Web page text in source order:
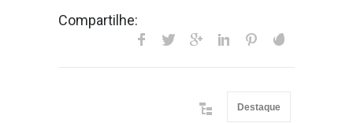
Compartilhe:
Destaque